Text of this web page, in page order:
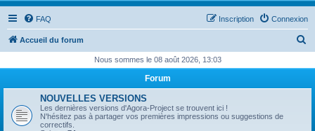
FAQ Connexion
Inscription
Accueil du forum
h
Nous sommes le 08 août 2026, 13:03
Forum
NOUVELLES VERSIONS
Les dernières versions d'Agora-Project se trouvent ici !
N'hésitez pas à partager vos premières impressions ou suggestions de
correctifs.